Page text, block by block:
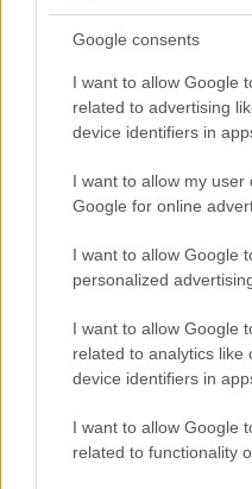
Google consents
I want to allow Google
related to advertising
device identifiers in
I want to allow my user
Google for online
I want to allow Google
personalized
I want to allow Google
related to analytics like
device identifiers in
I want to allow Google
related to functionality
Az estét a szegedi
posztpunkba. Első EP-
„A két lány + egy fiú
számai egy-egy téma
egyszerre durvulnak és
pedig abszurd, fekete